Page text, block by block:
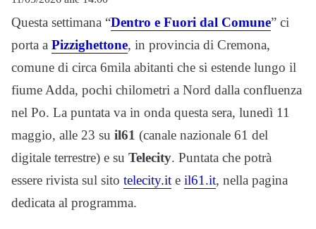
Questa settimana “Dentro e Fuori dal Comune” ci
porta a Pizzighettone, in provincia di Cremona,
comune di circa 6mila abitanti che si estende lungo il
fiume Adda, pochi chilometri a Nord dalla confluenza
nel Po. La puntata va in onda questa sera, lunedì 11
maggio, alle 23 su il61 (canale nazionale 61 del
digitale terrestre) e su Telecity. Puntata che potrà
essere rivista sul sito telecity.it e il61.it, nella pagina
dedicata al programma.